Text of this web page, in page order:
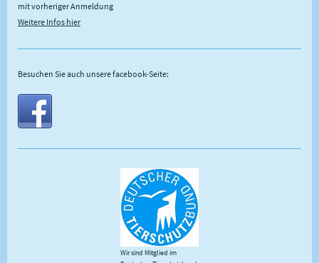
mit vorheriger Anmeldung
Weitere Infos hier
Besuchen Sie auch unsere facebook-Seite:
Wir sind Mitglied im